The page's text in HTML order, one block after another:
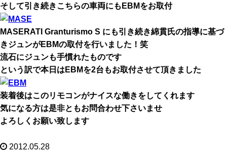
そして引き続きこちらの車両にもEBMをお取付
MASERATI Granturismo S にも引き続き綿貫氏の指導に基づ
きジュンがEBMの取付を行いました！笑
流石にジュンも手慣れたものです
という訳で本日はEBMを2台もお取付させて頂きました
装着後はこのリモコンがナイスな働きをしてくれます
気になる方は是非ともお問合わせ下さいませ
よろしくお願い致します
2012.05.28